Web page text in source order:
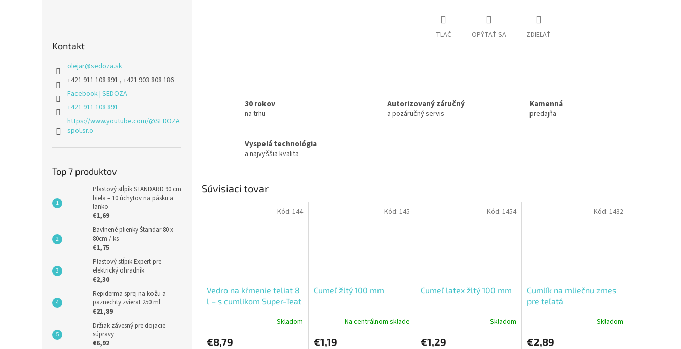
Kontakt
olejar@sedoza.sk
+421 911 108 891 , +421 903 808 186
Facebook | SEDOZA
+421 911 108 891
https://www.youtube.com/@SEDOZA
spol.sr.o
Top 7 produktov
Plastový stĺpik STANDARD 90 cm
biela – 10 úchytov na pásku a
lanko
€1,69
Bavlnené plienky Štandar 80 x
80cm / ks
€1,75
Plastový stĺpik Expert pre
elektrický ohradník
€2,30
Repiderma sprej na kožu a
paznechty zvierat 250 ml
€21,89
Držiak závesný pre dojacie
súpravy
€6,92
TLAČ OPÝTAŤ SA ZDIEĽAŤ
30 rokov
na trhu
Autorizovaný záručný
a pozáručný servis
Kamenná
predajňa
Vyspelá technológia
a najvyššia kvalita
Súvisiaci tovar
Vedro na kŕmenie teliat 8
l – s cumlíkom Super-Teat
Skladom
€8,79
Kód: 144
Cumeľ žltý 100 mm
Na centrálnom sklade
€1,19
Kód: 145
Cumeľ latex žltý 100 mm
Skladom
€1,29
Kód:1454
Cumlík na mliečnu zmes
pre teľatá
Skladom
€2,89
Kód: 1432